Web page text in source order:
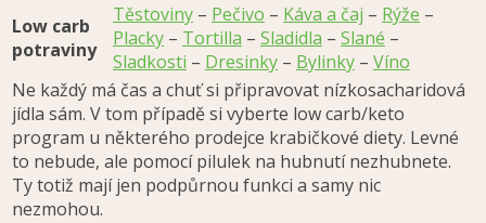
Low carb
potraviny
Těstoviny – Pečivo – Káva a čaj – Rýže –
Placky – Tortilla – Sladidla – Slané –
Sladkosti – Dresinky – Bylinky – Víno
Ne každý má čas a chuť si připravovat nízkosacharidová
jídla sám. V tom případě si vyberte low carb/keto
program u některého prodejce krabičkové diety. Levné
to nebude, ale pomocí pilulek na hubnutí nezhubnete.
Ty totiž mají jen podpůrnou funkci a samy nic
nezmohou.